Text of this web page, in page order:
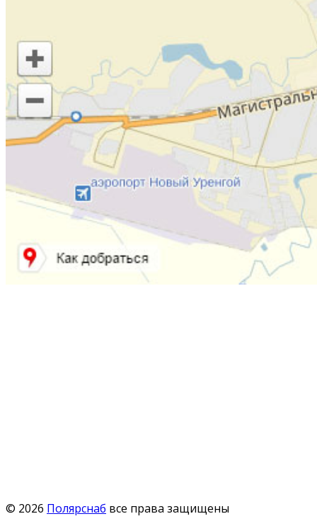
© 2026 Полярснаб все права защищены